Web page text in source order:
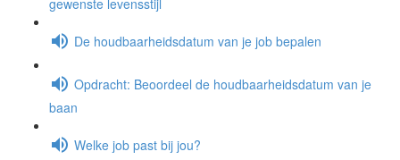
gewenste levensstijl
De houdbaarheidsdatum van je job bepalen
Opdracht: Beoordeel de houdbaarheidsdatum van je
baan
Welke job past bij jou?